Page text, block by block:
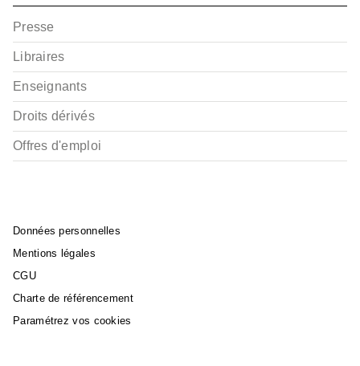
Presse
Libraires
Enseignants
Droits dérivés
Offres d'emploi
Données personnelles
Mentions légales
CGU
Charte de référencement
Paramétrez vos cookies